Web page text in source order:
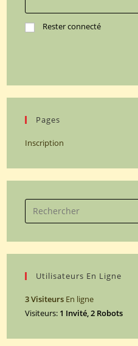
Rester connecté
Pages
Inscription
Search
for:
Utilisateurs En Ligne
3 Visiteurs En ligne
Visiteurs: 1 Invité, 2 Robots